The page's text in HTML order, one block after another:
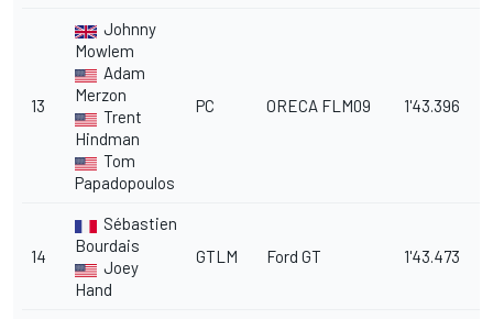
13
Johnny
Mowlem
Adam
Merzon
Trent
Hindman
Tom
Papadopoulos
PC ORECA FLM09 1'43.396
14
Sébastien
Bourdais
Joey
Hand
GTLM Ford GT 1'43.473